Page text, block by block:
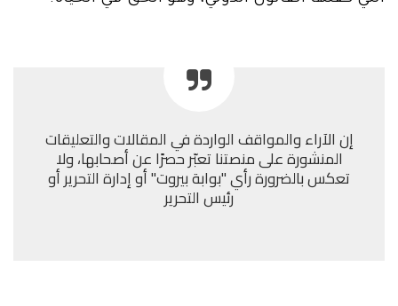
إن الآراء والمواقف الواردة في المقالات والتعليقات
المنشورة على منصتنا تعبّر حصرًا عن أصحابها، ولا
تعكس بالضرورة رأي "بوابة بيروت" أو إدارة التحرير أو
رئيس التحرير